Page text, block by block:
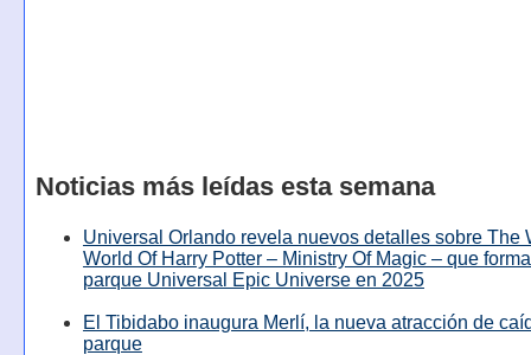
Noticias más leídas esta semana
Universal Orlando revela nuevos detalles sobre The
World Of Harry Potter – Ministry Of Magic – que
parque Universal Epic Universe en 2025
El Tibidabo inaugura Merlí, la nueva atracción de
parque